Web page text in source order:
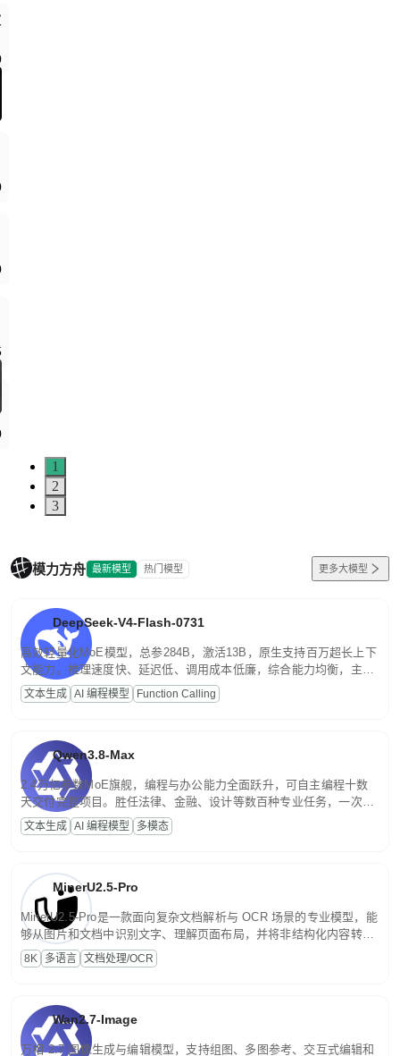
1
2
3
模力方舟 最新模型 热门模型 更多大模型
DeepSeek-V4-Flash-0731
高效轻量化MoE模型，总参284B，激活13B，原生支持百万超长上下
文能力。推理速度快、延迟低、调用成本低廉，综合能力均衡，主打
高并发、轻量化任务，适合日常对话、内容创作、基础 RAG、批量
文案处理等普惠刚需场景。
文本生成 AI 编程模型 Function Calling
Qwen3.8-Max
2.4万亿参数MoE旗舰，编程与办公能力全面跃升，可自主编程十数
天交付完整项目。胜任法律、金融、设计等数百种专业任务，一次对
话端到端交付生产级成果。原生视觉理解贯穿规划、执行与验证全流
程，支持超长文档与长视频的深度语义解析。长程任务中自主规划与
文本生成 AI 编程模型 多模态
MinerU2.5-Pro
MinerU2.5-Pro是一款面向复杂文档解析与 OCR 场景的专业模型，能
够从图片和文档中识别文字、理解页面布局，并将非结构化内容转换
为便于存储、检索和二次处理的结构化结果。
8K 多语言 文档处理/OCR
Wan2.7-Image
万相 2.7 图像生成与编辑模型，支持组图、多图参考、交互式编辑和